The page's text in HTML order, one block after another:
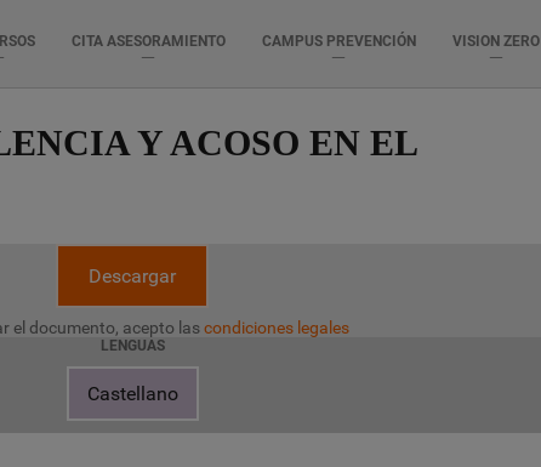
CITA ASESORAMIENTO CAMPUS PREVENCIÓN VISION ZERO
Y ACOSO EN EL
Descargar
el documento, acepto lascondiciones legales
LENGUAS
Castellano